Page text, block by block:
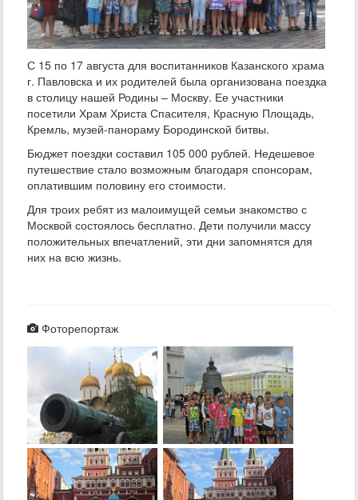
С 15 по 17 августа для воспитанников Казанского храма
г. Павловска и их родителей была организована поездка
в столицу нашей Родины – Москву. Ее участники
посетили Храм Христа Спасителя, Красную Площадь,
Кремль, музей-панораму Бородинской битвы.
Бюджет поездки составил 105 000 рублей. Недешевое
путешествие стало возможным благодаря спонсорам,
оплатившим половину его стоимости.
Для троих ребят из малоимущей семьи знакомство с
Москвой состоялось бесплатно. Дети получили массу
положительных впечатлений, эти дни запомнятся для
них на всю жизнь.
Фоторепортаж